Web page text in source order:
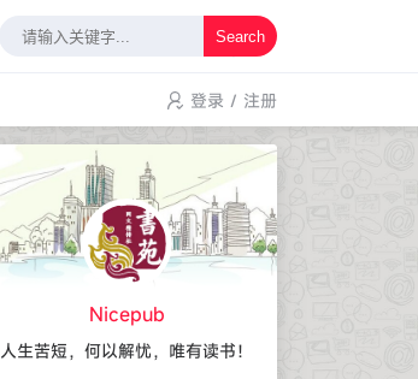
Search
登录 / 注册
Nicepub
人生苦短，何以解忧，唯有读书！